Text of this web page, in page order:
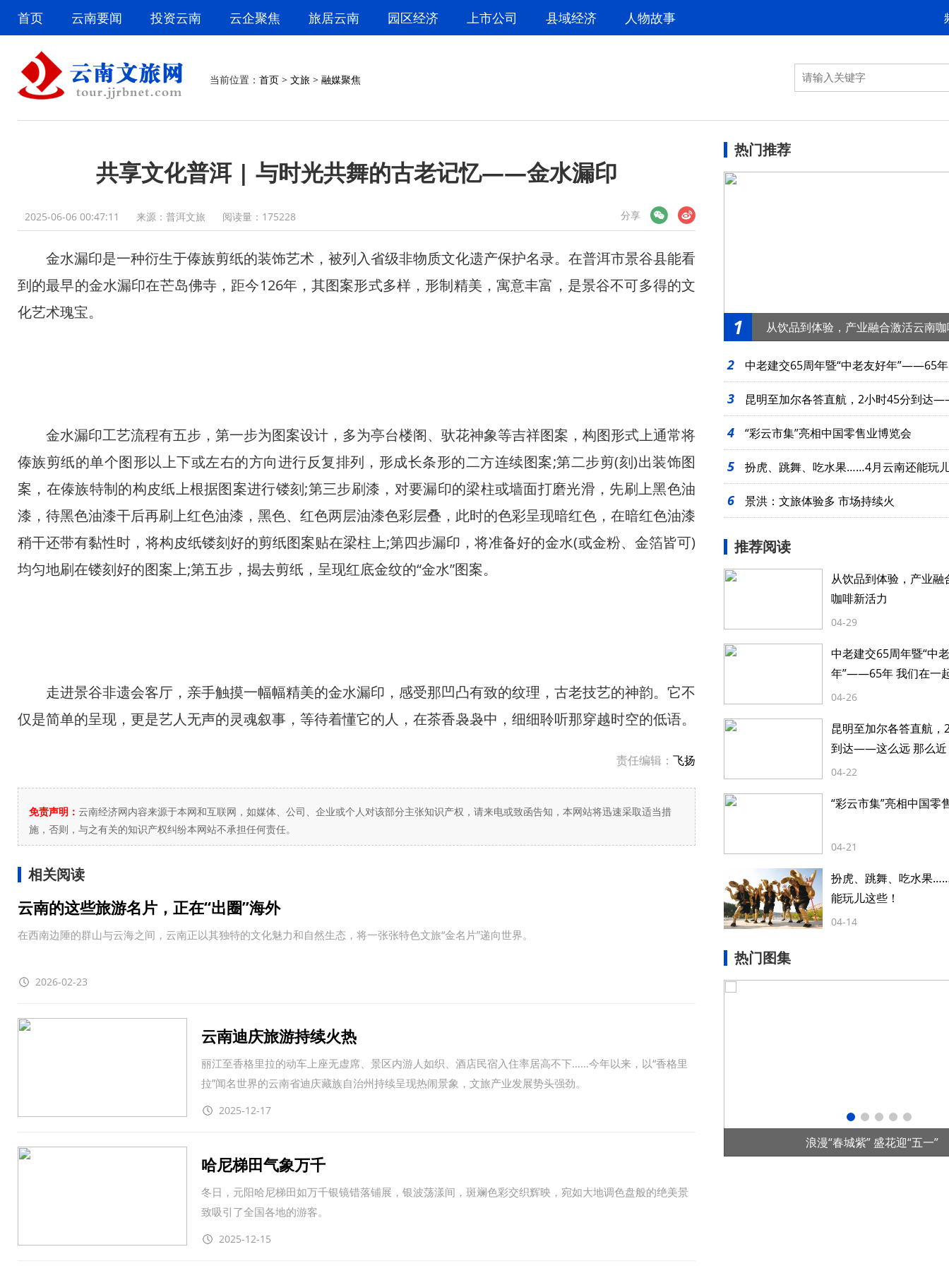
首页 云南要闻 投资云南 云企聚焦 旅居云南 园区经济 上市公司 县域经济 人物故事
当前位置： 首页 > 文旅 > 融媒聚焦
共享文化普洱 | 与时光共舞的古老记忆——金水漏印
2025-06-06 00:47:11 来源：普洱文旅 阅读量： 175228 分享
微博
金水漏印是一种衍生于傣族剪纸的装饰艺术，被列入省级非物质文化遗产保护名录。在普洱市景谷县能看
到的最早的金水漏印在芒岛佛寺，距今126年，其图案形式多样，形制精美，寓意丰富，是景谷不可多得的文
化艺术瑰宝。
金水漏印工艺流程有五步，第一步为图案设计，多为亭台楼阁、驮花神象等吉祥图案，构图形式上通常将
傣族剪纸的单个图形以上下或左右的方向进行反复排列，形成长条形的二方连续图案;第二步剪(刻)出装饰图
案，在傣族特制的构皮纸上根据图案进行镂刻;第三步刷漆，对要漏印的梁柱或墙面打磨光滑，先刷上黑色油
漆，待黑色油漆干后再刷上红色油漆，黑色、红色两层油漆色彩层叠，此时的色彩呈现暗红色，在暗红色油漆
稍干还带有黏性时，将构皮纸镂刻好的剪纸图案贴在梁柱上;第四步漏印，将准备好的金水(或金粉、金箔皆可)
均匀地刷在镂刻好的图案上;第五步，揭去剪纸，呈现红底金纹的“金水”图案。
走进景谷非遗会客厅，亲手触摸一幅幅精美的金水漏印，感受那凹凸有致的纹理，古老技艺的神韵。它不
仅是简单的呈现，更是艺人无声的灵魂叙事，等待着懂它的人，在茶香袅袅中，细细聆听那穿越时空的低语。
责任编辑： 飞扬
免责声明： 云南经济网内容来源于本网和互联网，如媒体、公司、企业或个人对该部分主张知识产权，请来电或致函告知，本网站将迅速采取适当措
施，否则，与之有关的知识产权纠纷本网站不承担任何责任。
相关阅读
云南的这些旅游名片，正在“出圈”海外
在西南边陲的群山与云海之间，云南正以其独特的文化魅力和自然生态，将一张张特色文旅“金名片”递向世界。
2026-02-23
云南迪庆旅游持续火热
丽江至香格里拉的动车上座无虚席、景区内游人如织、酒店民宿入住率居高不下……今年以来，以“香格里
拉”闻名世界的云南省迪庆藏族自治州持续呈现热闹景象，文旅产业发展势头强劲。
2025-12-17
哈尼梯田气象万千
冬日，元阳哈尼梯田如万千银镜错落铺展，银波荡漾间，斑斓色彩交织辉映，宛如大地调色盘般的绝美景
致吸引了全国各地的游客。
2025-12-15
热门推荐
从饮品到体验，产业融合激活云南
1
2 中老建交65周年暨“中老友好年”——65
起
3 昆明至加尔各答直航，2小时45分到达
么近
4 “彩云市集”亮相中国零售业博览会
5 扮虎、跳舞、吃水果……4月云南还能玩
6 景洪：文旅体验多 市场持续火
推荐阅读
从饮品到体验，产业融
咖啡新活力
04-29
中老建交65周年暨“中
年”——65年 我们在一
04-26
昆明至加尔各答直航，
到达——这么远 那么近
04-22
“彩云市集”亮相中国零
04-21
扮虎、跳舞、吃水果
能玩儿这些！
04-14
热门图集
浪漫“春城紫” 盛花迎“五一”